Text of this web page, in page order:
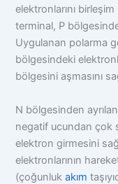
elektronlarını
terminal, P
Uygulanan polarma
bölgesindeki
bölgesini aşmasını
N bölgesinden
negatif ucundan çok
elektron girmesini
elektronlarının
(çoğunlukakım